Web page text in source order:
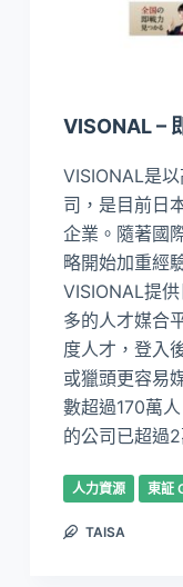
VISONAL –
VISIONAL是
司，是目前日
企業。隨著國
略開始加重經
VISIONAL提
多的人才媒合
度人才，登入
或獵頭更容易
數超過170萬
的公司已超過2
人力資源 東証
TAISA